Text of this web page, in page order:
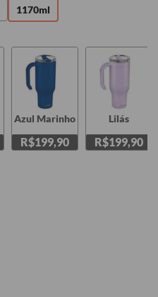
1170ml
Azul Marinho
R$199,90
Lilás
R$199,90